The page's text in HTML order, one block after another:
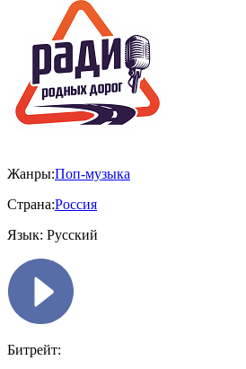
Жанры:Поп-музыка
Страна:Россия
Язык: Русский
Битрейт: